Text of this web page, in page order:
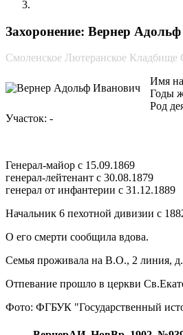
Захоронение: Вернер
Смоленское Лютеранское Кладбище
Имя
Годы
Род
Участок: -
Генерал-майор с 15.09.1869
генерал-лейтенант с 30.08.1879
генерал от инфантерии с 31.12.1889
Начальник 6 пехотной дивизии с
О его смерти сообщила вдова.
Семья проживала на В.О., 2 линия,
Отпевание прошло в церкви
Фото: ФГБУК "Государственный